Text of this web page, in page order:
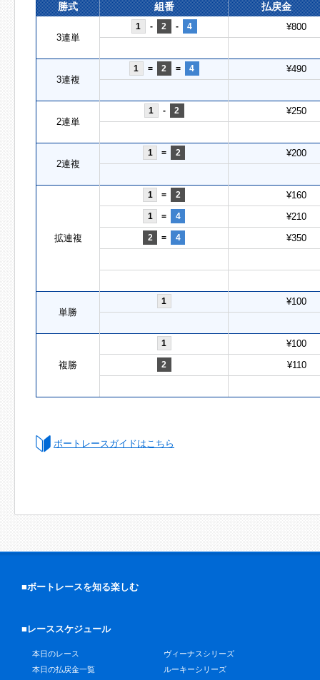
勝式 組番 払戻金
3連単
1 - 2 - 4 ¥800
3連複
1 = 2 = 4 ¥490
2連単
1 - 2 ¥250
2連複
1 = 2 ¥200
拡連複
1 = 2 ¥160
1 = 4 ¥210
2 = 4 ¥350
単勝
1 ¥100
複勝
1 ¥100
2 ¥110
ボートレースガイドはこちら
■ボートレースを知る楽しむ
■レーススケジュール
本日のレース
本日の払戻金一覧
ヴィーナスシリーズ
ルーキーシリーズ